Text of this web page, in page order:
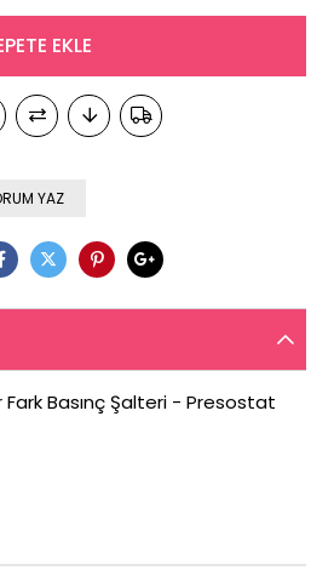
YAZ
Fark Basınç Şalteri - Presostat